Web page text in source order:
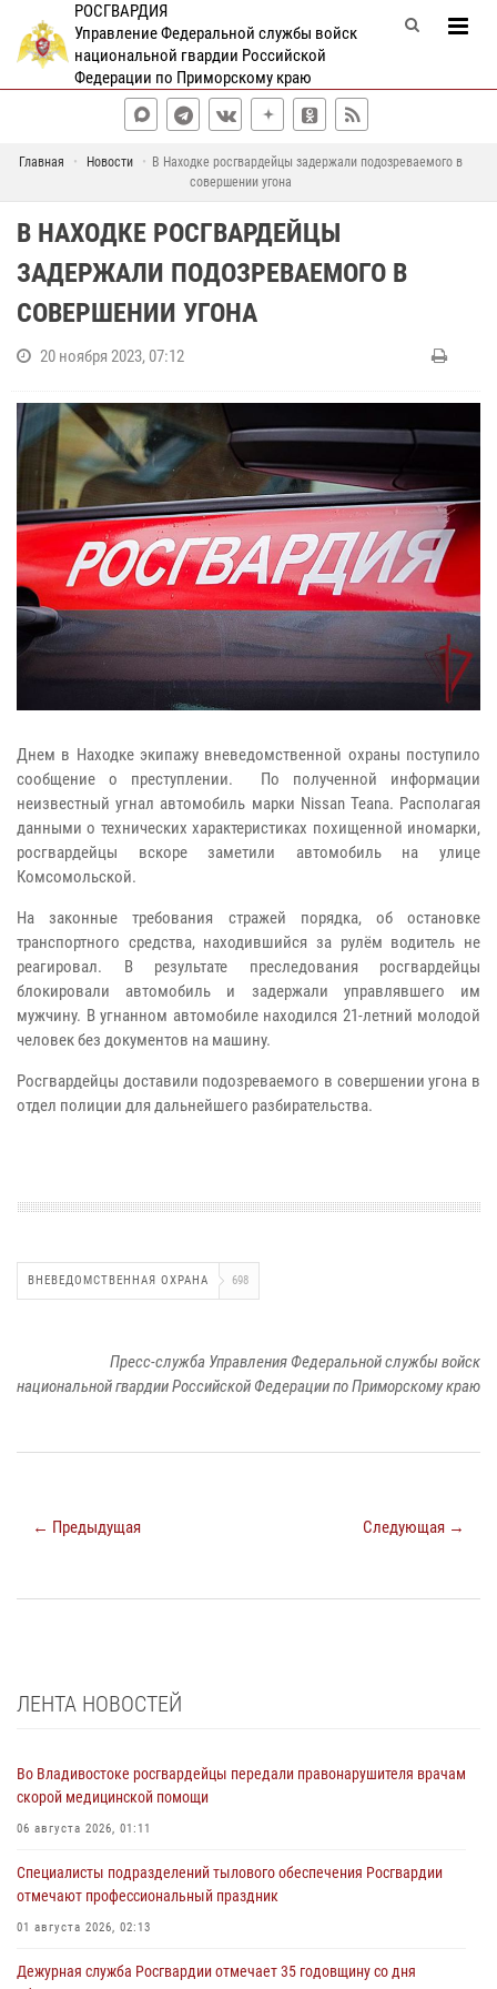
РОСГВАРДИЯ
Управление Федеральной службы войск
национальной гвардии Российской
Федерации по Приморскому краю
Главная Новости
В Находке росгвардейцы задержали подозреваемого в
совершении угона
В НАХОДКЕ РОСГВАРДЕЙЦЫ
ЗАДЕРЖАЛИ ПОДОЗРЕВАЕМОГО В
СОВЕРШЕНИИ УГОНА
20 ноября 2023, 07:12
Днем в Находке экипажу вневедомственной охраны поступило
сообщение о преступлении. По полученной информации
неизвестный угнал автомобиль марки Nissan Teana. Располагая
данными о технических характеристиках похищенной иномарки,
росгвардейцы вскоре заметили автомобиль на улице
Комсомольской.
На законные требования стражей порядка, об остановке
транспортного средства, находившийся за рулём водитель не
реагировал. В результате преследования росгвардейцы
блокировали автомобиль и задержали управлявшего им
мужчину. В угнанном автомобиле находился 21-летний молодой
человек без документов на машину.
Росгвардейцы доставили подозреваемого в совершении угона в
отдел полиции для дальнейшего разбирательства.
ВНЕВЕДОМСТВЕННАЯ ОХРАНА 698
Пресс-служба Управления Федеральной службы войск
национальной гвардии Российской Федерации по Приморскому краю
← Предыдущая Следующая →
ЛЕНТА НОВОСТЕЙ
Во Владивостоке росгвардейцы передали правонарушителя врачам
скорой медицинской помощи
06 августа 2026, 01:11
Специалисты подразделений тылового обеспечения Росгвардии
отмечают профессиональный праздник
01 августа 2026, 02:13
Дежурная служба Росгвардии отмечает 35 годовщину со дня